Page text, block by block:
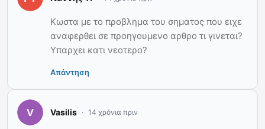
Κωστα με το προβλημα του σηματος που ειχε
αναφερθει σε προηγουμενο αρθρο τι γινεται?
Υπαρχει κατι νεοτερο?
Απάντηση
Vasilis 14 χρόνια πριν